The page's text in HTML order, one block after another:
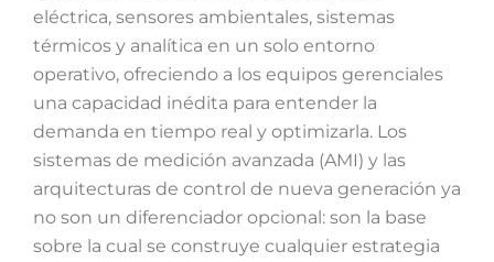
eléctrica, sensores ambientales, sistemas
térmicos y analítica en un solo entorno
operativo, ofreciendo a los equipos gerenciales
una capacidad inédita para entender la
demanda en tiempo real y optimizarla. Los
sistemas de medición avanzada (AMI) y las
arquitecturas de control de nueva generación ya
no son un diferenciador opcional: son la base
sobre la cual se construye cualquier estrategia